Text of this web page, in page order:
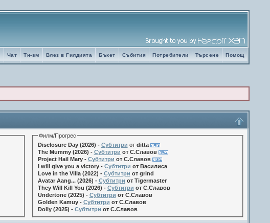
Помощ
Търсене
Потребители
Събития
Бъкет
Влез в Гилдията
Tн-sм
Чат
Филм/Прогрес
Disclosure Day (2026) - Субтитри от ditta
The Mummy (2026) - Субтитри от С.Славов
Project Hail Mary - Субтитри от С.Славов
I will give you a victory - Субтитри от Василиса
Love in the Villa (2022) - Субтитри от grind
Avatar Aang... (2026) - Субтитри от Tigermaster
They Will Kill You (2026) - Субтитри от С.Славов
Undertone (2025) - Субтитри от С.Славов
Golden Kamuy - Субтитри от С.Славов
Dolly (2025) - Субтитри от С.Славов